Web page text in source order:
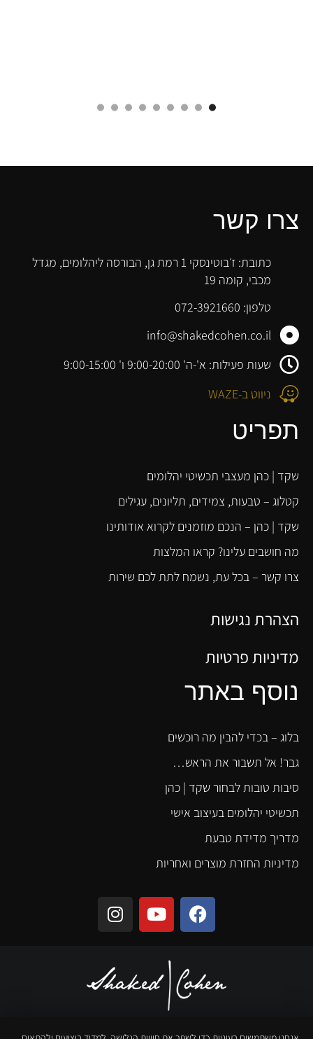
צרו קשר
כתובת: ז׳בוטינסקי 1 רמת גן, הבורסה ליהלומים, מגדל
מכבי, קומה 19
טלפון: 072-3921660
info@shakedcohen.co.il
שעות פעילות: א'-ה' 9:00-20:00 ו' 9:00-15:00
ניווט ב-WAZE
תפריט
שקד | כהן מעצבי תכשיטי יהלומים
קטלוג – טבעות, צמידים, תליונים, עגילים
שקד | כהן – הנכם מוזמנים לקרוא אודותינו
מה חושבים עלינו? קראו המלצות
צרו קשר – בכל עת, נשמח לתת לכם שירות
הצהרת נגישות
מדיניות פרטיות
נוסף באתר
בלוג – בכדי להבין מה רוכשים
גבר! אל תשבור את הראש…
סיבות טובות לבחור שקד | כהן
תכשיטי יהלומים בעיצוב אישי
מדריך מדידת טבעת
מדיניות החזרת מוצרים ואחריות